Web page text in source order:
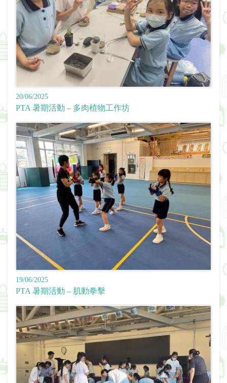
20/06/2025
PTA 暑期活動 – 多肉植物工作坊
19/06/2025
PTA 暑期活動 – 肌動拳擊